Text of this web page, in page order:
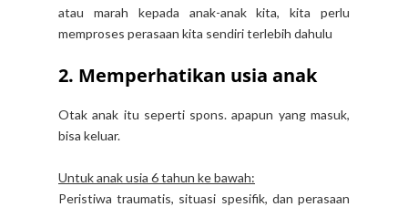
atau marah kepada anak-anak kita, kita perlu
memproses perasaan kita sendiri terlebih dahulu
2. Memperhatikan usia anak
Otak anak itu seperti spons. apapun yang masuk,
bisa keluar.
Untuk anak usia 6 tahun ke bawah:
Peristiwa traumatis, situasi spesifik, dan perasaan